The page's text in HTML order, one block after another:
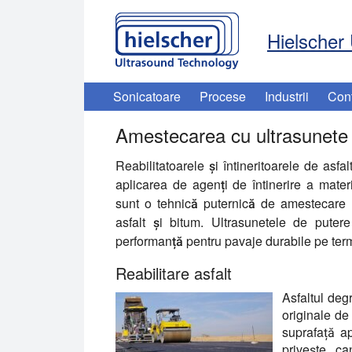
Sonicatoare Procese Industrii
Amestecarea cu
Reabilitatoarele și întineritoarele de
aplicarea de agenți de întinerire a
sunt o tehnică puternică de
asfalt și bitum. Ultrasunetele de
performanță pentru pavaje durabile pe
Reabilitare asfalt
Asfaltul
originale
suprafață